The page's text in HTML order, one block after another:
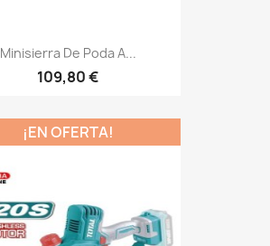
Minisierra De Poda A...
109,80 €
¡EN OFERTA!